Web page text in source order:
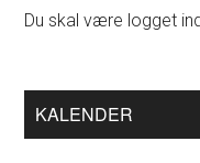
Du skal være logget
Primær
Sidebar
KALENDER